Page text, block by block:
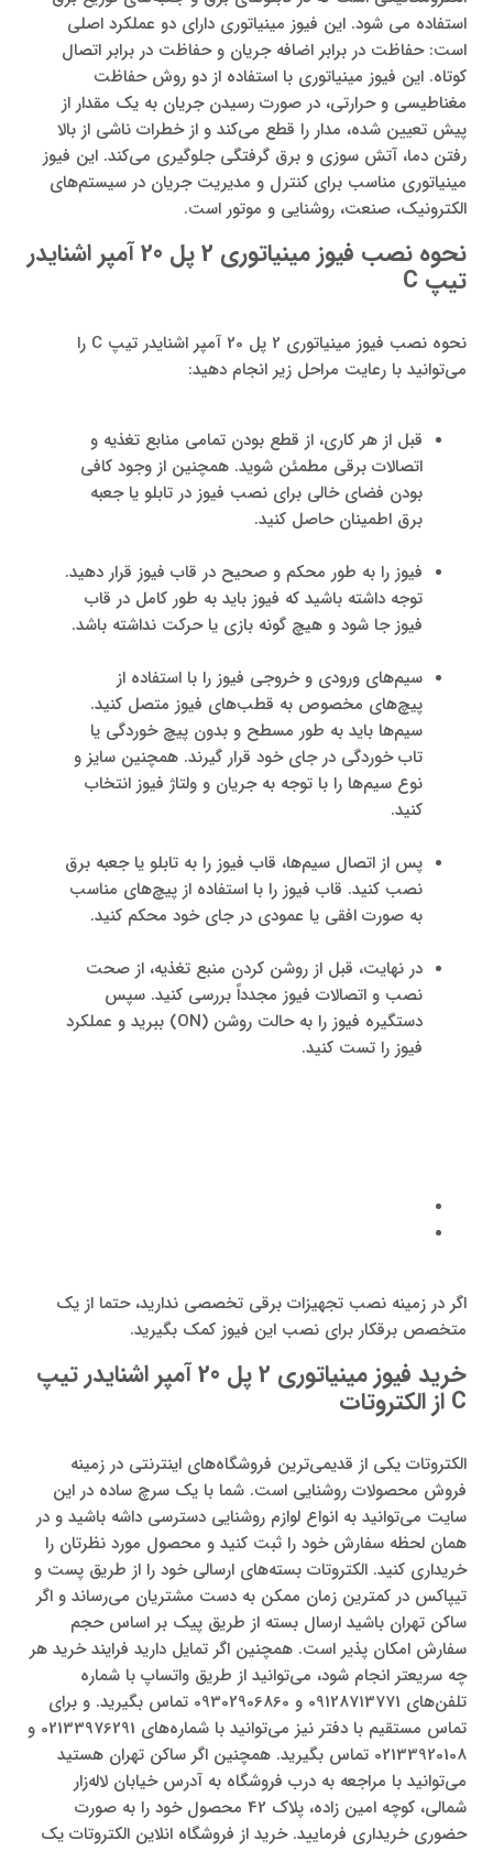
استفاده می شود. این فیوز مینیاتوری دارای دو عملکرد اصلی
است: حفاظت در برابر اضافه جریان و حفاظت در برابر اتصال
کوتاه. این فیوز مینیاتوری با استفاده از دو روش حفاظت
مغناطیسی و حرارتی، در صورت رسیدن جریان به یک مقدار از
پیش تعیین شده، مدار را قطع می‌کند و از خطرات ناشی از بالا
رفتن دما، آتش سوزی و برق گرفتگی جلوگیری می‌کند. این فیوز
مینیاتوری مناسب برای کنترل و مدیریت جریان در سیستم‌های
الکترونیک، صنعت، روشنایی و موتور است.
نحوه نصب فیوز مینیاتوری 2 پل 20 آمپر اشنایدر
تیپ C
نحوه نصب فیوز مینیاتوری 2 پل 20 آمپر اشنایدر تیپ C را
می‌توانید با رعایت مراحل زیر انجام دهید:
قبل از هر کاری، از قطع بودن تمامی منابع تغذیه و
اتصالات برقی مطمئن شوید. همچنین از وجود کافی
بودن فضای خالی برای نصب فیوز در تابلو یا جعبه
برق اطمینان حاصل کنید.
فیوز را به طور محکم و صحیح در قاب فیوز قرار دهید.
توجه داشته باشید که فیوز باید به طور کامل در قاب
فیوز جا شود و هیچ گونه بازی یا حرکت نداشته باشد.
سیم‌های ورودی و خروجی فیوز را با استفاده از
پیچ‌های مخصوص به قطب‌های فیوز متصل کنید.
سیم‌ها باید به طور مسطح و بدون پیچ خوردگی یا
تاب خوردگی در جای خود قرار گیرند. همچنین سایز و
نوع سیم‌ها را با توجه به جریان و ولتاژ فیوز انتخاب
کنید.
پس از اتصال سیم‌ها، قاب فیوز را به تابلو یا جعبه برق
نصب کنید. قاب فیوز را با استفاده از پیچ‌های مناسب
به صورت افقی یا عمودی در جای خود محکم کنید.
در نهایت، قبل از روشن کردن منبع تغذیه، از صحت
نصب و اتصالات فیوز مجدداً بررسی کنید. سپس
دستگیره فیوز را به حالت روشن (ON) ببرید و عملکرد
فیوز را تست کنید.
اگر در زمینه نصب تجهیزات برقی تخصصی ندارید، حتما از یک
متخصص برقکار برای نصب این فیوز کمک بگیرید.
خرید فیوز مینیاتوری 2 پل 20 آمپر اشنایدر تیپ
C از الکتروتات
الکتروتات یکی از قدیمی‌ترین فروشگاه‌های اینترنتی در زمینه
فروش محصولات روشنایی است. شما با یک سرچ ساده در این
سایت می‌توانید به انواع لوازم روشنایی دسترسی داشه باشید و در
همان لحظه سفارش خود را ثبت کنید و محصول مورد نظرتان را
خریداری کنید. الکتروتات بسته‌های ارسالی خود را از طریق پست و
تیپاکس در کمترین زمان ممکن به دست مشتریان می‌رساند و اگر
ساکن تهران باشید ارسال بسته از طریق پیک بر اساس حجم
سفارش امکان پذیر است. همچنین اگر تمایل دارید فرایند خرید هر
چه سریعتر انجام شود، می‌توانید از طریق واتساپ با شماره‌
تلفن‌های 09128713771 و 09302906860 تماس بگیرید. و برای
تماس مستقیم با دفتر نیز می‌توانید با شماره‌های 02133976291 و
02133920108 تماس بگیرید. همچنین اگر ساکن تهران هستید
می‌توانید با مراجعه به درب فروشگاه به آدرس خیابان لاله‌زار
شمالی، کوچه امین زاده، پلاک 42 محصول خود را به صورت
حضوری خریداری فرمایید. خرید از فروشگاه انلاین الکتروتات یک